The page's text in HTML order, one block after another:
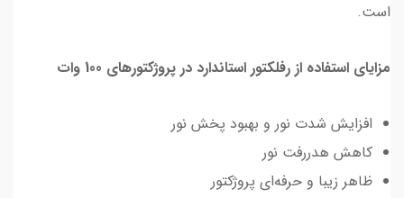
است.
مزایای استفاده از رفلکتور استاندارد در پروژکتورهای 100 وات
افزایش شدت نور و بهبود پخش نور
کاهش هدررفت نور
ظاهر زیبا و حرفه‌ای پروژکتور